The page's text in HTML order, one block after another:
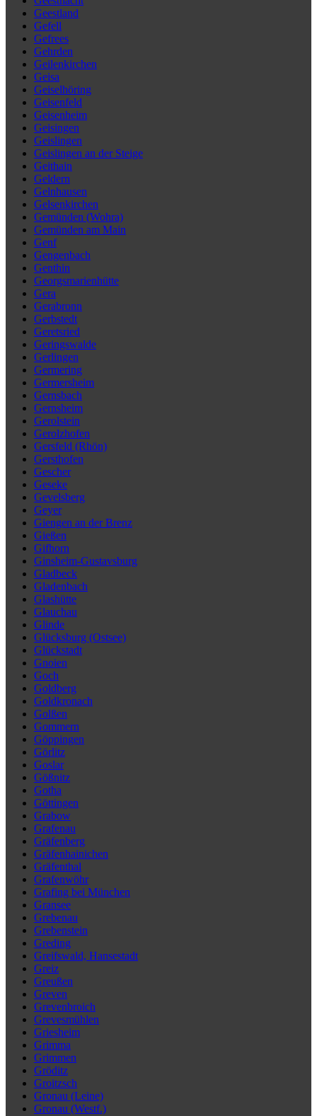
Geestland
Gefell
Gefrees
Gehrden
Geilenkirchen
Geisa
Geiselhöring
Geisenfeld
Geisenheim
Geisingen
Geislingen
Geislingen an der Steige
Geithain
Geldern
Gelnhausen
Gelsenkirchen
Gemünden (Wohra)
Gemünden am Main
Genf
Gengenbach
Genthin
Georgsmarienhütte
Gera
Gerabronn
Gerbstedt
Geretsried
Geringswalde
Gerlingen
Germering
Germersheim
Gernsbach
Gernsheim
Gerolstein
Gerolzhofen
Gersfeld (Rhön)
Gersthofen
Gescher
Geseke
Gevelsberg
Geyer
Giengen an der Brenz
Gießen
Gifhorn
Ginsheim-Gustavsburg
Gladbeck
Gladenbach
Glashütte
Glauchau
Glinde
Glücksburg (Ostsee)
Glückstadt
Gnoien
Goch
Goldberg
Goldkronach
Golßen
Gommern
Göppingen
Görlitz
Goslar
Gößnitz
Gotha
Göttingen
Grabow
Grafenau
Gräfenberg
Gräfenhainichen
Gräfenthal
Grafenwöhr
Grafing bei München
Gransee
Grebenau
Grebenstein
Greding
Greifswald, Hansestadt
Greiz
Greußen
Greven
Grevenbroich
Grevesmühlen
Griesheim
Grimma
Grimmen
Gröditz
Groitzsch
Gronau (Leine)
Gronau (Westf.)